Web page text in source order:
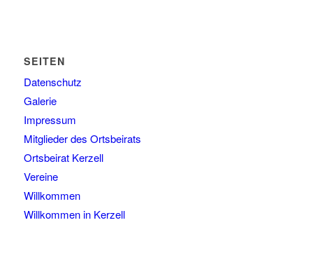
SEITEN
Datenschutz
Galerie
Impressum
Mitglieder des Ortsbeirats
Ortsbeirat Kerzell
Vereine
Willkommen
Willkommen in Kerzell